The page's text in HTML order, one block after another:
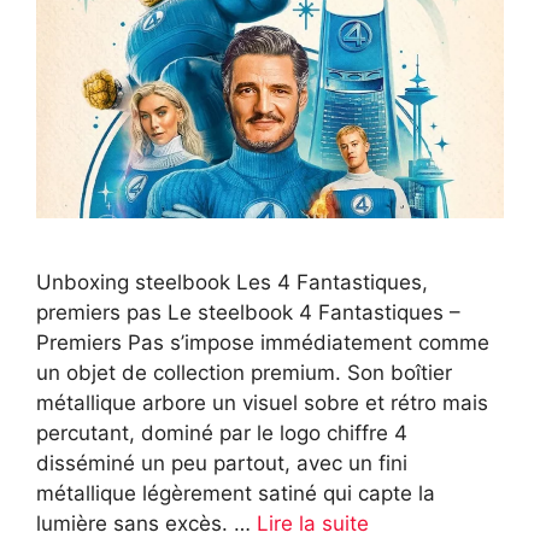
Unboxing steelbook Les 4 Fantastiques,
premiers pas Le steelbook 4 Fantastiques –
Premiers Pas s’impose immédiatement comme
un objet de collection premium. Son boîtier
métallique arbore un visuel sobre et rétro mais
percutant, dominé par le logo chiffre 4
disséminé un peu partout, avec un fini
métallique légèrement satiné qui capte la
lumière sans excès. … Lire la suite